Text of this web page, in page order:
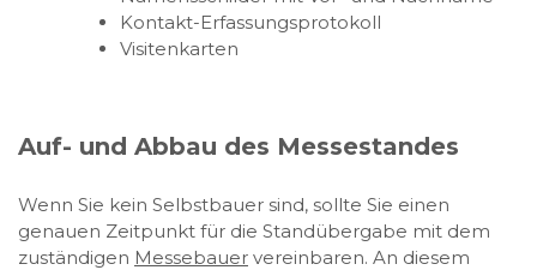
Kontakt-Erfassungsprotokoll
Visitenkarten
Auf- und Abbau des Messestandes
Wenn Sie kein Selbstbauer sind, sollte Sie einen
genauen Zeitpunkt für die Standübergabe mit dem
zuständigen Messebauer vereinbaren. An diesem